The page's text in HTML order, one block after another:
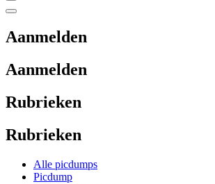
Aanmelden
Aanmelden
Rubrieken
Rubrieken
Alle picdumps
Picdump